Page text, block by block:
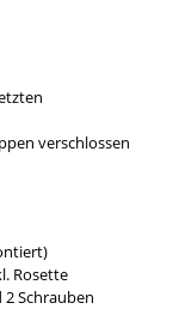
verschlossen
Rosette
Schrauben